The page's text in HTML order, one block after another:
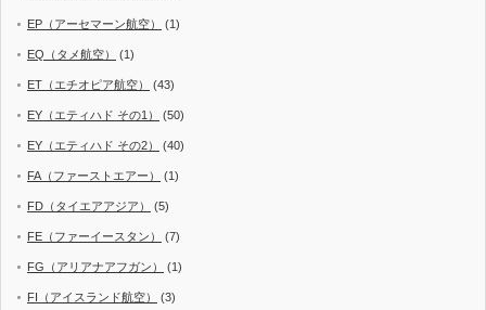
EP（アーセマーン航空） (1)
EQ（タメ航空） (1)
ET（エチオピア航空） (43)
EY（エティハド その1） (50)
EY（エティハド その2） (40)
FA（ファーストエアー） (1)
FD（タイエアアジア） (5)
FE（ファーイースタン） (7)
FG（アリアナアフガン） (1)
FI（アイスランド航空） (3)